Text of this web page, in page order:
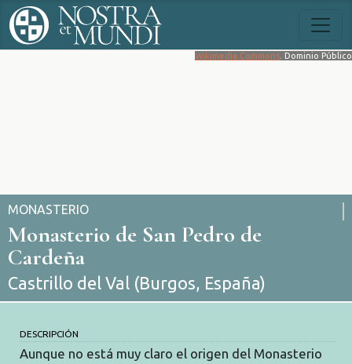
Wikimedia Commons . Dominio Público
MONASTERIO
Monasterio de San Pedro de
Cardeña
Castrillo del Val (Burgos, España)
DESCRIPCIÓN
Aunque no está muy claro el origen del Monasterio